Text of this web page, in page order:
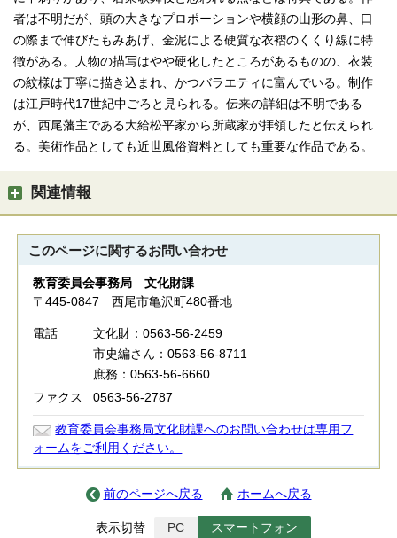
者は不明だが、頭の大きなプロポーションや横顔の山形の鼻、口
の際まで伸びたもみあげ、金泥による硬質な衣褶のくくり線に特
徴がある。人物の描写はやや硬化したところがあるものの、衣装
の紋様は丁寧に描き込まれ、かつバラエティに富んでいる。制作
は江戸時代17世紀中ごろと見られる。伝来の詳細は不明である
が、西尾藩主である大給松平家から所蔵家が拝領したと伝えられ
る。美術作品としても近世風俗資料としても重要な作品である。
関連情報
このページに関するお問い合わせ
教育委員会事務局 文化財課
〒445-0847 西尾市亀沢町480番地
電話
文化財：0563-56-2459
市史編さん：0563-56-8711
庶務：0563-56-6660
ファクス
0563-56-2787
教育委員会事務局文化財課へのお問い合わせは専用フ
ォームをご利用ください。
前のページへ戻る ホームへ戻る
表示切替 PC スマートフォン